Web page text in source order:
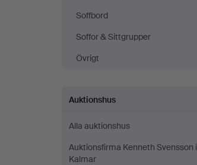
Soffbord
Soffor & Sittgrupper
Övrigt
Auktionshus
Alla auktionshus
Auktionsfirma Kenneth Svensson i
Kalmar